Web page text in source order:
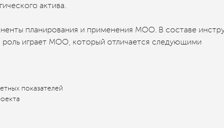
актива.
планирования и применения МОО. В составе
играет МОО, который отличается следующими
показателей